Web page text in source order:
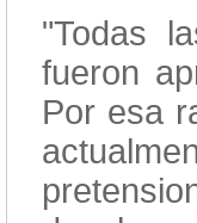
"Todas
fueron
Por esa